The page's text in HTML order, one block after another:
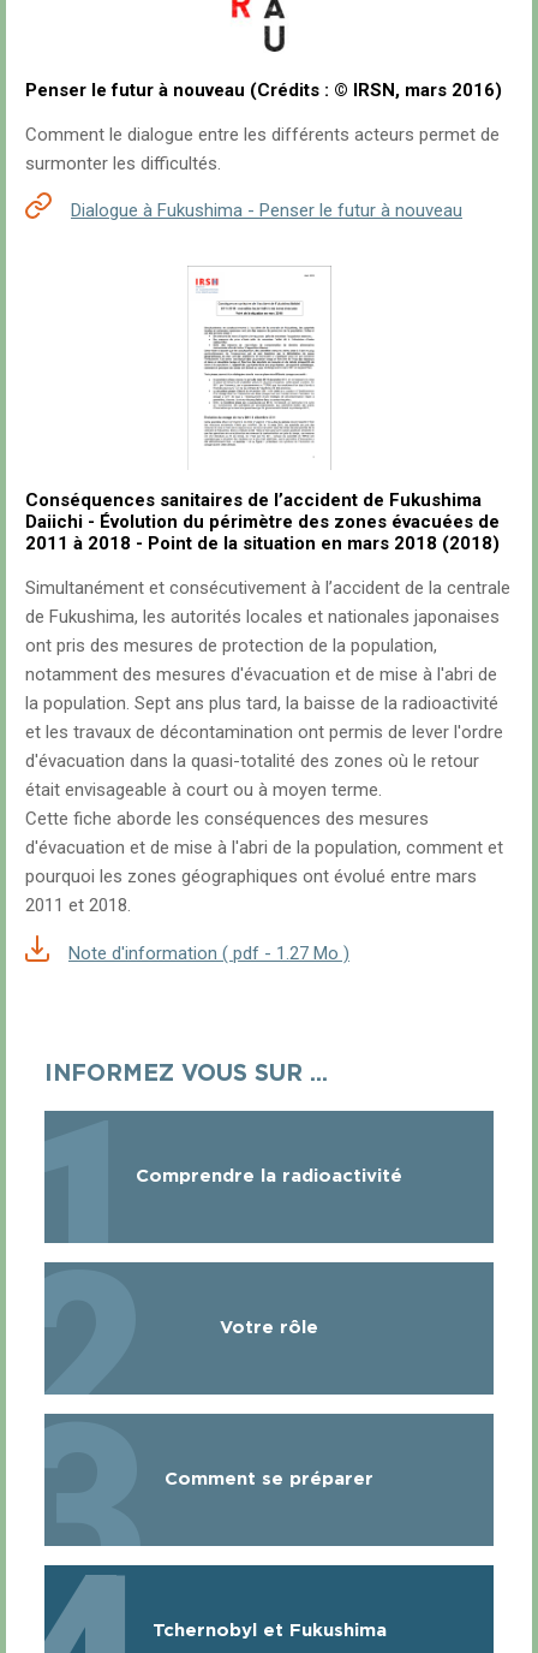
Penser le futur à nouveau (Crédits : © IRSN, mars 2016)
Comment le dialogue entre les différents acteurs permet de
surmonter les difficultés.
Dialogue à Fukushima - Penser le futur à nouveau
Conséquences sanitaires de l’accident de Fukushima
Daiichi - Évolution du périmètre des zones évacuées de
2011 à 2018 - Point de la situation en mars 2018 (2018)
Simultanément et consécutivement à l’accident de la centrale
de Fukushima, les autorités locales et nationales japonaises
ont pris des mesures de protection de la population,
notamment des mesures d'évacuation et de mise à l'abri de
la population. Sept ans plus tard, la baisse de la radioactivité
et les travaux de décontamination ont permis de lever l'ordre
d'évacuation dans la quasi-totalité des zones où le retour
était envisageable à court ou à moyen terme.
Cette fiche aborde les conséquences des mesures
d'évacuation et de mise à l'abri de la population, comment et
pourquoi les zones géographiques ont évolué entre mars
2011 et 2018.
Note d'information ( pdf - 1.27 Mo )
INFORMEZ VOUS SUR ...
Comprendre la radioactivité
1 Votre rôle
2 Comment se préparer
3Tchernobyl et Fukushima